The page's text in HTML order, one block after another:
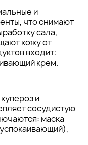
и
что снимают
сала,
кожу от
входит:
крем.
и
сосудистую
маска